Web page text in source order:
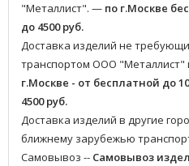
"Металлист". — по г.Москве
до 4500 руб.
Доставка изделий не
транспортом ООО "Металлист"
г.Москве - от бесплатной до
4500 руб.
Доставка изделий в другие
ближнему зарубежью
Самовывоз -- Самовывоз